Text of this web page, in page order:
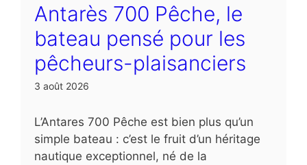
Antarès 700 Pêche, le
bateau pensé pour les
pêcheurs-plaisanciers
3 août 2026
L’Antares 700 Pêche est bien plus qu’un
simple bateau : c’est le fruit d’un héritage
nautique exceptionnel, né de la